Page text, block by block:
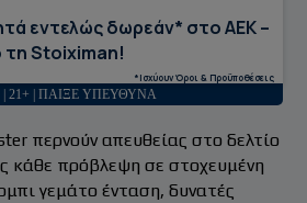
εντελώς δωρεάν* στο ΑΕΚ –
Stoiximan!
*Ισχύουν Όροι & Προϋποθέσεις
| 21+ | ΠΑΙΞΕ ΥΠΕΥΘΥΝΑ
περνούν απευθείας στο δελτίο
κάθε πρόβλεψη σε στοχευμένη
γεμάτο ένταση, δυνατές